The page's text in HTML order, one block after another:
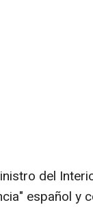
del
español y